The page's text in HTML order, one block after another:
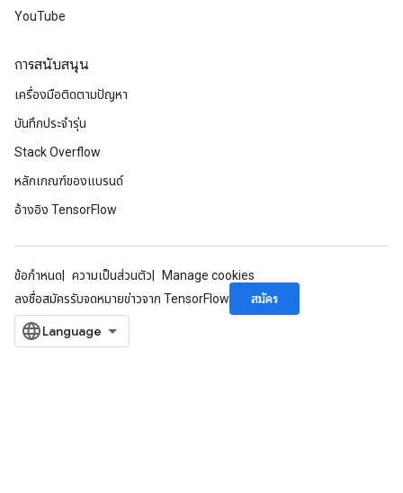
YouTube
การสนับสนุน
เครื่องมือติดตามปัญหา
บันทึกประจำรุ่น
Stack Overflow
หลักเกณฑ์ของแบรนด์
อ้างอิง TensorFlow
ข้อกำหนด ความเป็นส่วนตัว
Manage cookies
ลงชื่อสมัครรับจดหมายข่าวจาก TensorFlow
สมัคร